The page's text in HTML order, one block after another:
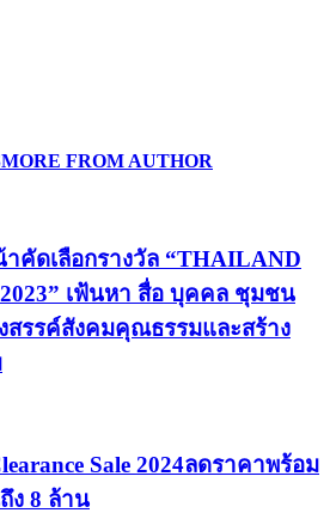
MORE FROM AUTHOR
คัดเลือกรางวัล “THAILAND
เฟ้นหา สื่อ บุคคล ชุมชน
สรรค์สังคมคุณธรรมและสร้าง
Sale 2024ลดราคาพร้อม
ง 8 ล้าน